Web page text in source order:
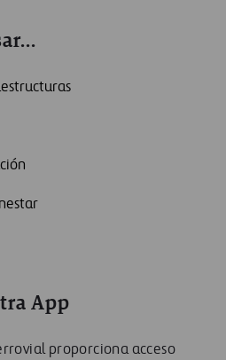
App
proporciona acceso